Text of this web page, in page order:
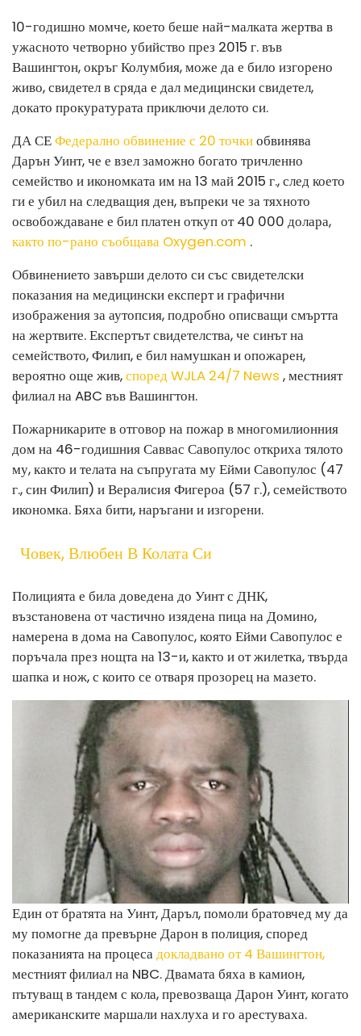
10-годишно момче, което беше най-малката жертва в
ужасното четворно убийство през 2015 г. във
Вашингтон, окръг Колумбия, може да е било изгорено
живо, свидетел в сряда е дал медицински свидетел,
докато прокуратурата приключи делото си.
ДА СЕФедерално обвинение с 20 точкиобвинява
Дарън Уинт, че е взел заможно богато тричленно
семейство и икономката им на 13 май 2015 г., след което
ги е убил на следващия ден, въпреки че за тяхното
освобождаване е бил платен откуп от 40 000 долара,
както по-рано съобщава Oxygen.com .
Обвинението завърши делото си със свидетелски
показания на медицински експерт и графични
изображения за аутопсия, подробно описващи смъртта
на жертвите. Експертът свидетелства, че синът на
семейството, Филип, е бил намушкан и опожарен,
вероятно още жив,според WJLA 24/7 News , местният
филиал на ABC във Вашингтон.
Пожарникарите в отговор на пожар в многомилионния
дом на 46-годишния Саввас Савопулос откриха тялото
му, както и телата на съпругата му Ейми Савопулос (47
г., син Филип) и Вералисия Фигероа (57 г.), семейството
икономка. Бяха бити, наръгани и изгорени.
Човек, Влюбен В Колата Си
Полицията е била доведена до Уинт с ДНК,
възстановена от частично изядена пица на Домино,
намерена в дома на Савопулос, която Ейми Савопулос е
поръчала през нощта на 13-и, както и от жилетка, твърда
шапка и нож, с които се отваря прозорец на мазето.
Един от братята на Уинт, Даръл, помоли братовчед му да
му помогне да превърне Дарон в полиция, според
показанията на процесадокладвано от 4 Вашингтон,
местният филиал на NBC. Двамата бяха в камион,
пътуващ в тандем с кола, превозваща Дарон Уинт, когато
американските маршали нахлуха и го арестуваха.